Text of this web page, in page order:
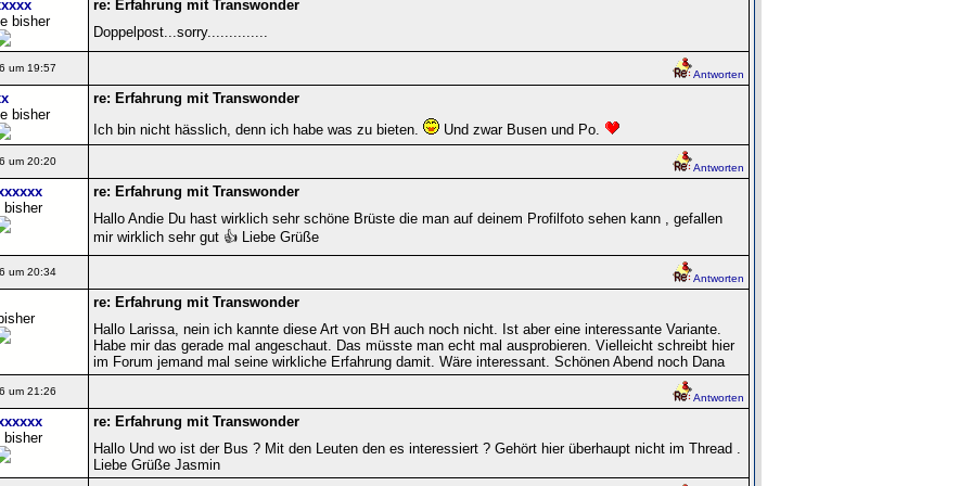
bisher
re: Erfahrung mit Transwonder
Doppelpost...sorry..............
um 19:57
Antworten
bisher
re: Erfahrung mit Transwonder
Ich bin nicht hässlich, denn ich habe was zu bieten.
Und zwar Busen und Po.
um 20:20
Antworten
bisher
re: Erfahrung mit Transwonder
Hallo Andie Du hast wirklich sehr schöne Brüste die man auf deinem Profilfoto sehen kann , gefallen
mir wirklich sehr gut 👍 Liebe Grüße
um 20:34
Antworten
re: Erfahrung mit Transwonder
Hallo Larissa, nein ich kannte diese Art von BH auch noch nicht. Ist aber eine interessante Variante.
Habe mir das gerade mal angeschaut. Das müsste man echt mal ausprobieren. Vielleicht schreibt hier
im Forum jemand mal seine wirkliche Erfahrung damit. Wäre interessant. Schönen Abend noch Dana
um 21:26
Antworten
bisher
re: Erfahrung mit Transwonder
Hallo Und wo ist der Bus ? Mit den Leuten den es interessiert ? Gehört hier überhaupt nicht im Thread .
Liebe Grüße Jasmin